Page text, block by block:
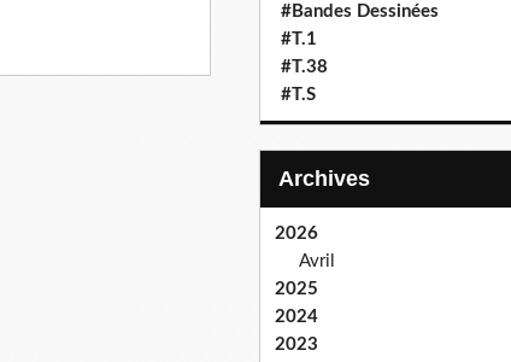
#Bandes Dessinées
#T.1
#T.38
#T.S
Archives
2026
Avril
2025
2024
2023